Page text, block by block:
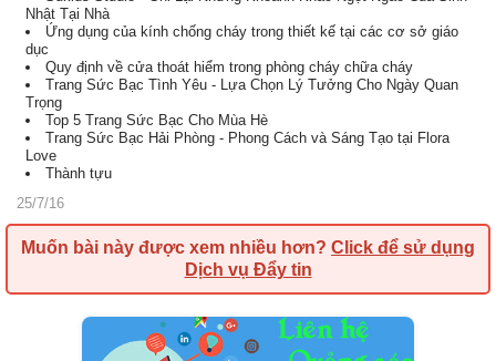
Nhật Tại Nhà
Ứng dụng của kính chống cháy trong thiết kế tại các cơ sở giáo
dục
Quy định về cửa thoát hiểm trong phòng cháy chữa cháy
Trang Sức Bạc Tình Yêu - Lựa Chọn Lý Tưởng Cho Ngày Quan
Trọng
Top 5 Trang Sức Bạc Cho Mùa Hè
Trang Sức Bạc Hải Phòng - Phong Cách và Sáng Tạo tại Flora
Love
Thành tựu
25/7/16
Muốn bài này được xem nhiều hơn? Click để sử dụng
Dịch vụ Đẩy tin